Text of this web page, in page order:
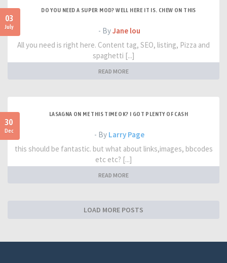
03
July
DO YOU NEED A SUPER MOD? WELL HERE IT IS. CHEW ON THIS
- ByJane lou
All you need is right here. Content tag, SEO, listing, Pizza and
spaghetti [...]
READ MORE
30
Dec
LASAGNA ON ME THIS TIME OK? I GOT PLENTY OF CASH
- By Larry Page
this should be fantastic. but what about links,images, bbcodes
etc etc? [...]
READ MORE
LOAD MORE POSTS